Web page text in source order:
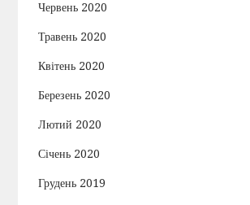
Червень 2020
Травень 2020
Квітень 2020
Березень 2020
Лютий 2020
Січень 2020
Грудень 2019